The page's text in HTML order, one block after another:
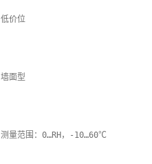
低价位
墙面型
测量范围：0…RH，-10…60℃